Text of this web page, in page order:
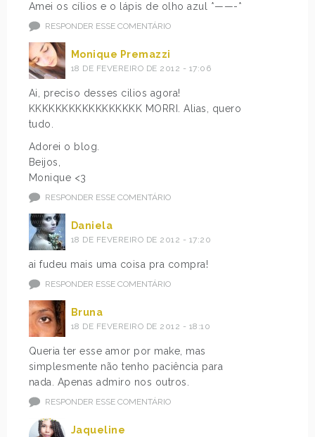
Amei os cílios e o lápis de olho azul *——-*
RESPONDER ESSE COMENTÁRIO
Monique Premazzi
18 DE FEVEREIRO DE 2012 - 17:06
Ai, preciso desses cilios agora!
KKKKKKKKKKKKKKKKK MORRI. Alias, quero
tudo.
Adorei o blog.
Beijos,
Monique <3
RESPONDER ESSE COMENTÁRIO
Daniela
18 DE FEVEREIRO DE 2012 - 17:20
ai fudeu mais uma coisa pra compra!
RESPONDER ESSE COMENTÁRIO
Bruna
18 DE FEVEREIRO DE 2012 - 18:10
Queria ter esse amor por make, mas
simplesmente não tenho paciência para
nada. Apenas admiro nos outros.
RESPONDER ESSE COMENTÁRIO
Jaqueline